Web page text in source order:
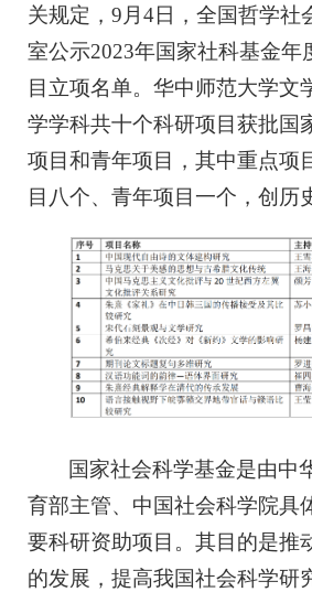
关规定，9月4日，全国哲学社
室公示2023年国家社科基金年
目立项名单。华中师范大学文
学学科共十个科研项目获批国
项目和青年项目，其中重点项
目八个、青年项目一个，创历
国家社会科学基金是由中
育部主管、中国社会科学院具
要科研资助项目。其目的是推
的发展，提高我国社会科学研